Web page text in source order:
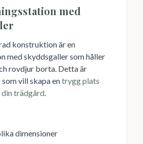
med
konstruktion är en
med skyddsgaller som håller
rovdjur borta. Detta är
vill skapa entrygg plats
trädgård.
dimensioner